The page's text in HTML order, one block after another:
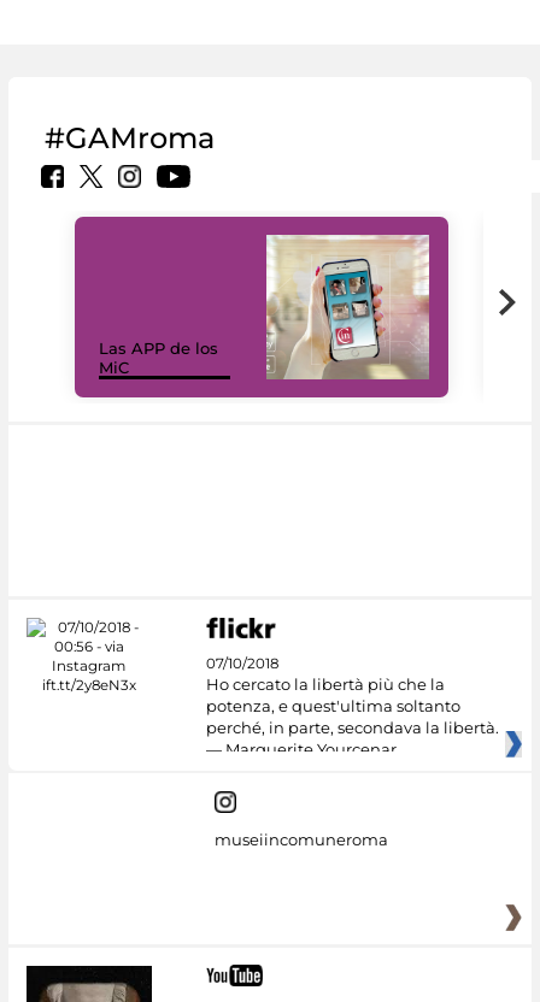
#GAMroma
Las APP de los
MiC
07/10/2018
Ho cercato la libertà più che la
potenza, e quest'ultima soltanto
perché, in parte, secondava la libertà.
— Marguerite Yourcenar
museiincomuneroma